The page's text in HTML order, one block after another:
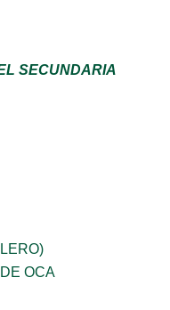
SECUNDARIA
OCA